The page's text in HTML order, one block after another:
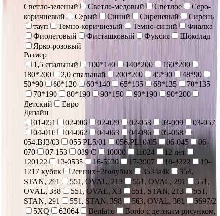
Светло-зеленый
Светло-медовый Светлое
Серо-
коричневый
Серый Синий Сиреневый
Сирень
тауп
Темно-коричневый Темно-синий
Фиалка
Фиолетовый
Фисташковый Фуксия
Шоколад
Ярко-розовый
Размер
1,5 спальный
100*140 140*200
160*200
180*200
2,0 спальный 200*200 45*90
48*90
50*90
60*120 60*140 65*135 68*135
70*135
70*190
80*190 90*150 90*190
90*200
Детский
Евро
Дизайн
01-051
02-006 02-029 02-053 03-009
03-057
04-016
04-062 04-063 04-086
05-068
054.BJ3/03
055.PL5/01 056.PL10/05 06-045
06-
070
07-153 089 С 10000 11024
12 лет
120122
13-0535 16-5930 17-3907 18-4222
19-
1217 кубик
2синих+2голубых 3534a4k
354,
STAN, 291
551, OVAL, 213 551, OVAL, 291
551,
OVAL, 358
551, OVAL, X3 551, STAN, 213
551,
STAN, 291
551, STAN, 358 563, OVAL, 361
5697/2
5XQ
62064 Benfatto
Bordo с детским рисунком,